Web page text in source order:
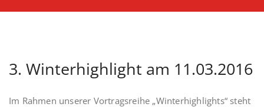
3. Winterhighlight am 11.03.2016
Im Rahmen unserer Vortragsreihe „Winterhighlights“ steht